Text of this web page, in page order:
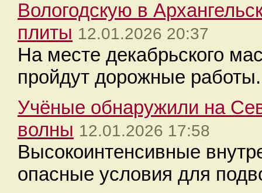
Вологодскую в
плиты 12.01.2026 20:37
На месте декабрьского
пройдут дорожные работы.
Учёные обнаружили на
волны 12.01.2026 17:58
Высокоинтенсивные
опасные условия для